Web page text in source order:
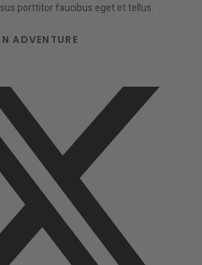
porttitor faucibus eget et tellus.
ADVENTUREDIESEN